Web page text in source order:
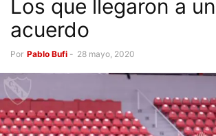
Los que llegaron a un
acuerdo
Por Pablo Bufi - 28 mayo, 2020